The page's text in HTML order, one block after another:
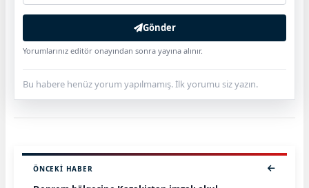
Gönder
Yorumlarınız editör onayından sonra yayına alınır.
Bu habere henüz yorum yapılmamış. İlk yorumu siz yazın.
ÖNCEKI HABER